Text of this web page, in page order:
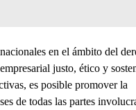
en el ámbito del
justo, ético y
es posible promover la
de todas las partes